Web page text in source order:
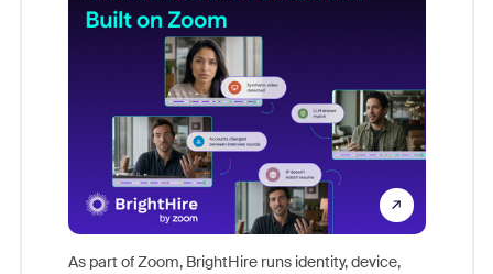
As part of Zoom, BrightHire runs identity, device,